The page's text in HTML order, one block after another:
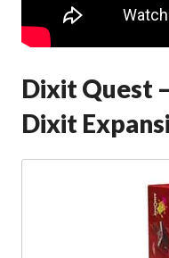
Dixit Quest
Dixit